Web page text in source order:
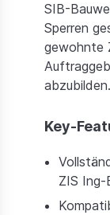
SIB-
Sperren
gewohnte
abzubilden.
Key-
ZIS Ing-